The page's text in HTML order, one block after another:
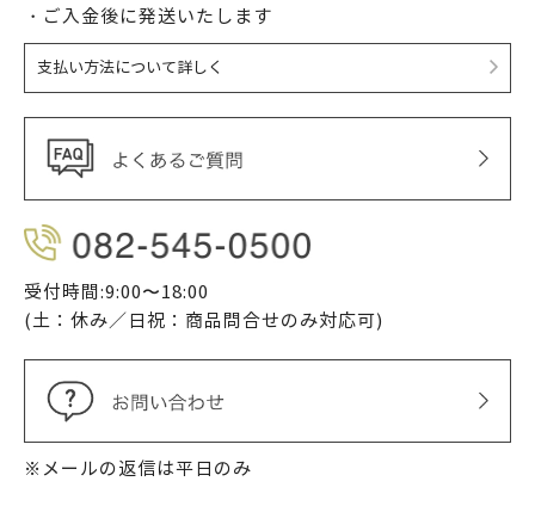
・ご入金後に発送いたします
支払い方法について詳しく
受付時間:9:00〜18:00
(土：休み／日祝：商品問合せのみ対応可)
※メールの返信は平日のみ